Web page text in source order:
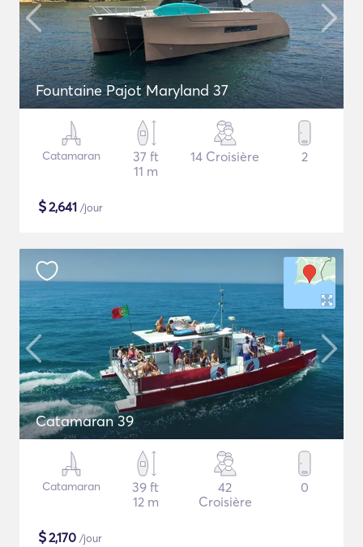
Fountaine Pajot Maryland 37
Catamaran
37 ft
11 m
14 Croisière 2
$2,641 /jour
Catamaran 39
Catamaran
39 ft
12 m
42
Croisière
0
$2,170 /jour